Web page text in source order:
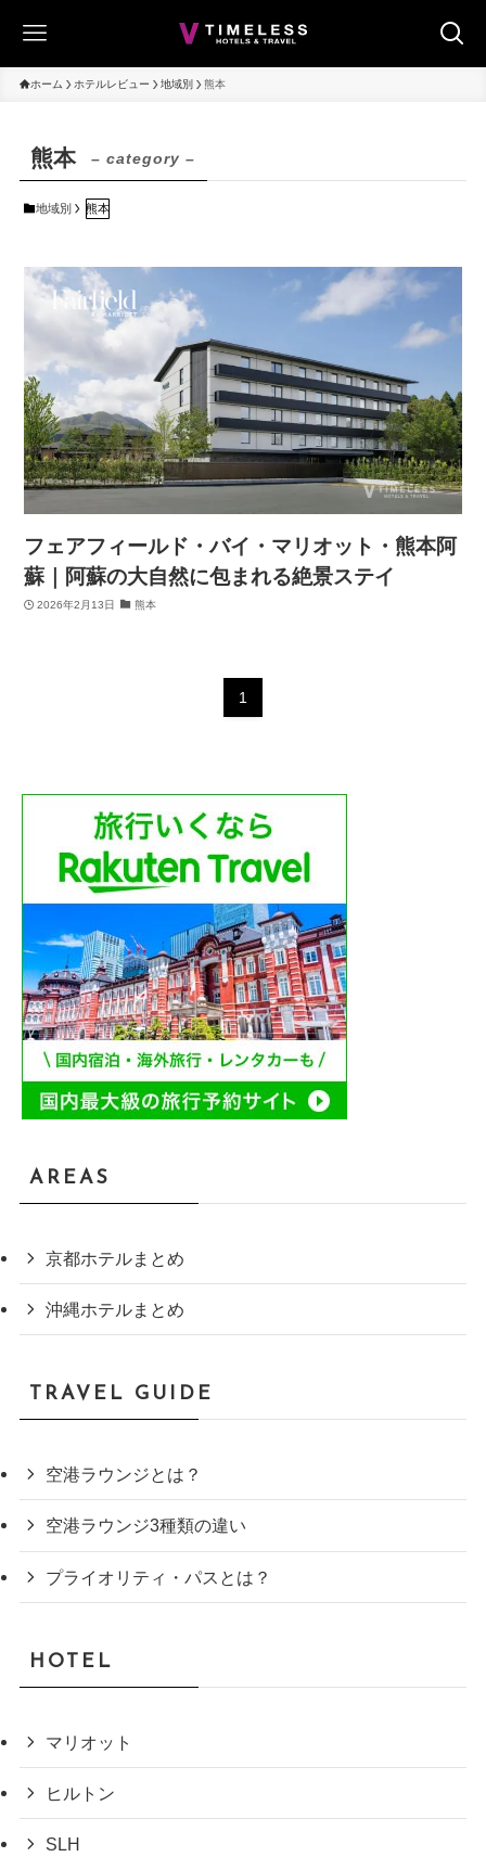
ホーム ホテルレビュー 地域別 熊本
熊本 – category –
地域別 熊本
フェアフィールド・バイ・マリオット・熊本阿
蘇｜阿蘇の大自然に包まれる絶景ステイ
2026年2月13日 熊本
1
AREAS
京都ホテルまとめ
沖縄ホテルまとめ
TRAVEL GUIDE
空港ラウンジとは？
空港ラウンジ3種類の違い
プライオリティ・パスとは？
HOTEL
マリオット
ヒルトン
SLH